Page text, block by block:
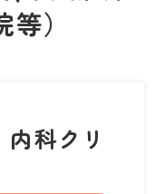
）
科クリ